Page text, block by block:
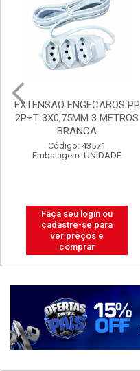
EXTENSAO ENGECABOS PP
2P+T 3X0,75MM 3 METROS
BRANCA
Código: 43571
Embalagem: UNIDADE
Faça seu login ou
cadastre-se para
ver preços e
comprar